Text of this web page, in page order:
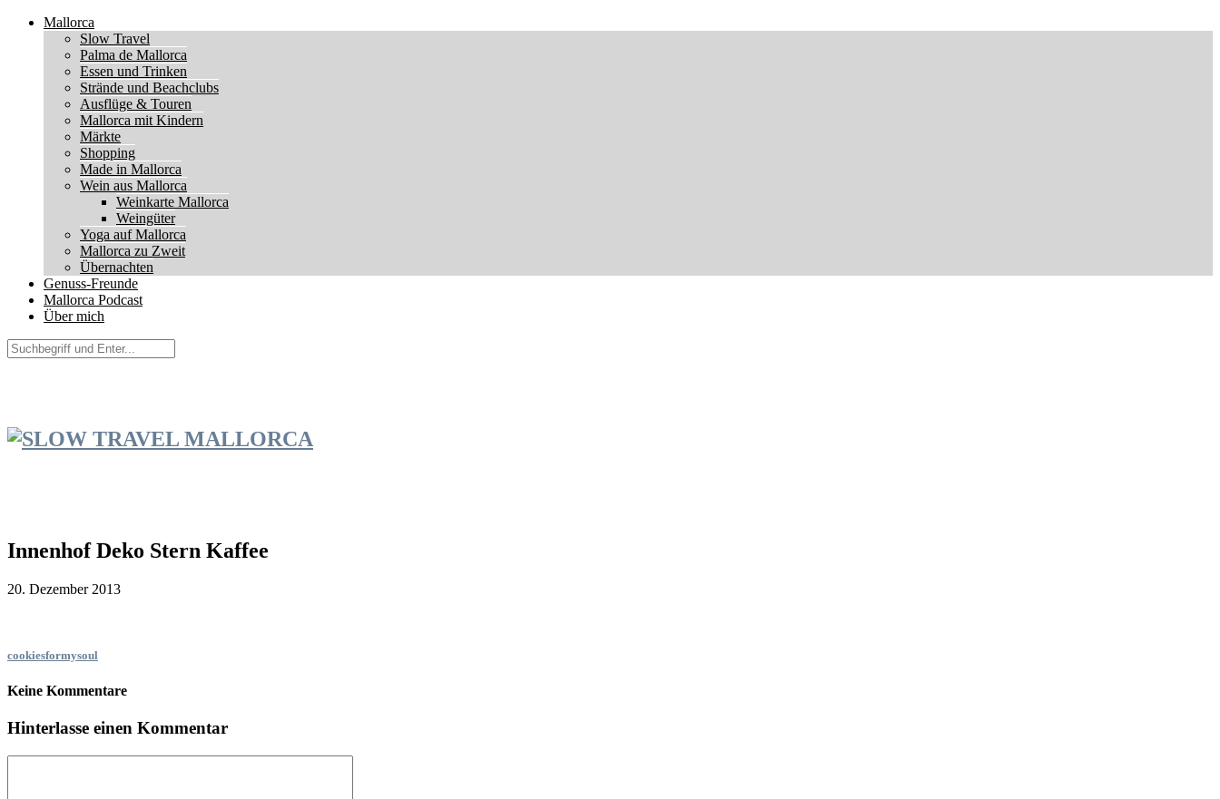
Mallorca
Slow Travel
Palma de Mallorca
Essen und Trinken
Strände und Beachclubs
Ausflüge & Touren
Mallorca mit Kindern
Märkte
Shopping
Made in Mallorca
Wein aus Mallorca
Weinkarte Mallorca
Weingüter
Yoga auf Mallorca
Mallorca zu Zweit
Übernachten
Genuss-Freunde
Mallorca Podcast
Über mich
Innenhof Deko Stern Kaffee
20. Dezember 2013
cookiesformysoul
Keine Kommentare
Hinterlasse einen Kommentar